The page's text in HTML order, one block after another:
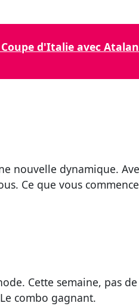
d'Italie avec
nouvelle dynamique.
Ce que vous
Cette semaine, pas
combo gagnant.